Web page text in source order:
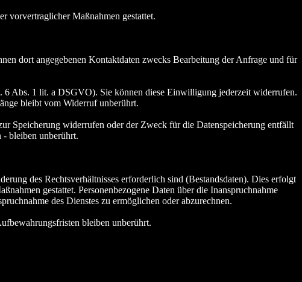
vorvertraglicher Maßnahmen gestattet.
dort angegebenen Kontaktdaten zwecks Bearbeitung der Anfrage und für
Abs. 1 lit. a DSGVO). Sie können diese Einwilligung jederzeit widerrufen.
bleibt vom Widerruf unberührt.
Speicherung widerrufen oder der Zweck für die Datenspeicherung entfällt
- bleiben unberührt.
des Rechtsverhältnisses erforderlich sind (Bestandsdaten). Dies erfolgt
gestattet. Personenbezogene Daten über die Inanspruchnahme
des Dienstes zu ermöglichen oder abzurechnen.
bleiben unberührt.